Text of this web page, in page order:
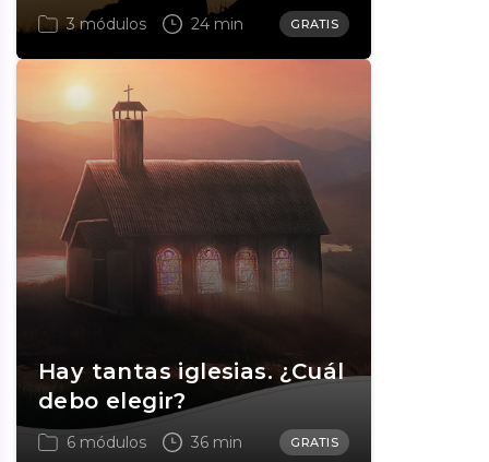
3 módulos 24 min GRATIS
Hay tantas iglesias. ¿Cuál
debo elegir?
6 módulos 36 min GRATIS